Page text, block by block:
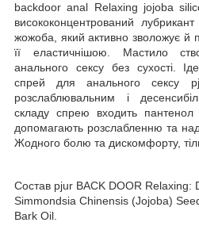
backdoor anal Relaxing jojoba
висококонцентрований
жожоба, який активно зволожує й
її еластичнішою. Мастило
анального сексу без сухості.
спрей для анального
розслаблювальним і
складу спрею входить пантенол
допомагають розслабленню та
Жодного болю та дискомфорту,
Состав pjur BACK DOOR Relaxing:
Simmondsia Chinensis (Jojoba)
Bark Oil.